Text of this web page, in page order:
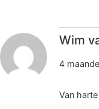
Wim
4
Van